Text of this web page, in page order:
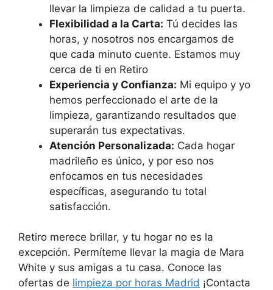
llevar la limpieza de calidad a tu puerta.
Flexibilidad a la Carta: Tú decides las
horas, y nosotros nos encargamos de
que cada minuto cuente. Estamos muy
cerca de ti en Retiro
Experiencia y Confianza: Mi equipo y yo
hemos perfeccionado el arte de la
limpieza, garantizando resultados que
superarán tus expectativas.
Atención Personalizada: Cada hogar
madrileño es único, y por eso nos
enfocamos en tus necesidades
específicas, asegurando tu total
satisfacción.
Retiro merece brillar, y tu hogar no es la
excepción. Permíteme llevar la magia de Mara
White y sus amigas a tu casa. Conoce las
ofertas de limpieza por horas Madrid ¡Contacta